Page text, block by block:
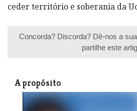
ceder território e soberania da
Concorda? Discorda? Dê-nos a
partilhe este
A propósito